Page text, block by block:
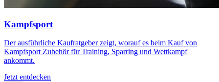
Kampfsport
Der ausführliche Kaufratgeber zeigt, worauf es beim Kauf von
Kampfsport Zubehör für Training, Sparring und Wettkampf
ankommt.
Jetzt entdecken